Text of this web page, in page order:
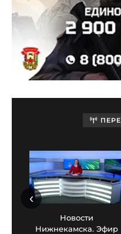
Новости
Нижнекамска. Эфир
‹